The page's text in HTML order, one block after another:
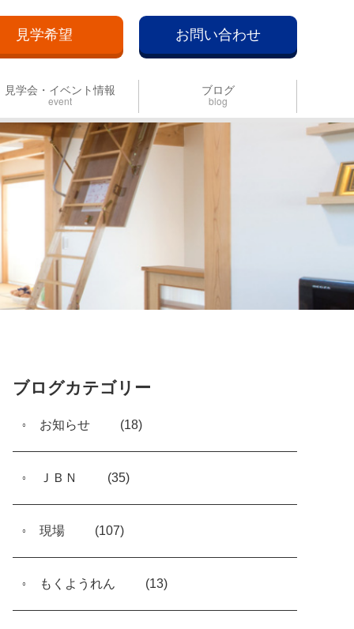
見学希望 お問い合わせ
見学会・イベント情報
event
ブログ
blog
ブログカテゴリー
お知らせ (18)
ＪＢＮ (35)
現場 (107)
もくようれん (13)